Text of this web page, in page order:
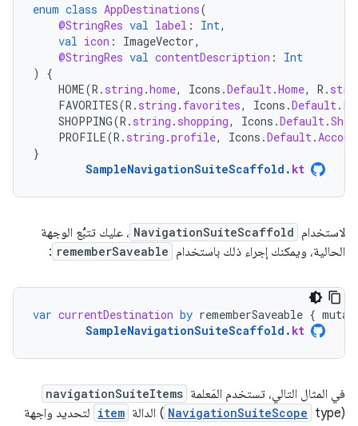
enum class AppDestinations(
@StringRes val label : Int,
val icon : ImageVector,
@StringRes val contentDescription :
Int
)
{
HOME(R . string .home, Icons .Default .Home, R .
FAVORITES(R . string . favorites, Icons .Default .
SHOPPING(R . string . shopping, Icons .Default .
PROFILE(R . string .profile, Icons .Default .
}
SampleNavigationSuiteScaffold . kt
لاستخدام NavigationSuiteScaffold ، عليك تتبُّع الوجهة
الحالية، ويمكنك إجراء ذلك باستخدام rememberSaveable
:
var currentDestination by rememberSaveable {
SampleNavigationSuiteScaffold . kt
في المثال التالي، تستخدم المَعلمة navigationSuiteItems
(type
NavigationSuiteScope ) الدالة item لتحديد واجهة